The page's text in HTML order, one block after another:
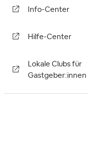
Info-Center
Hilfe-Center
Lokale Clubs für
Gastgeber:innen